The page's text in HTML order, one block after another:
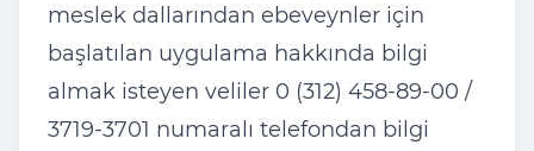
meslek dallarından ebeveynler için
başlatılan uygulama hakkında bilgi
almak isteyen veliler 0 (312) 458-89-00 /
3719-3701 numaralı telefondan bilgi